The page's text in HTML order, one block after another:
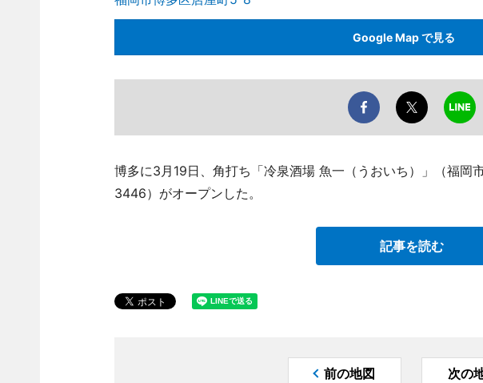
Google Map で見る
博多に3月19日、角打ち「冷泉酒場 魚一（うおいち）」（福
3446）がオープンした。
記事を読む
前の地図 次の